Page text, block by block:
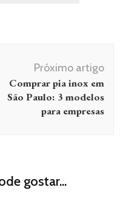
Próximo artigo
Comprar pia inox em
São Paulo: 3 modelos
para empresas
gostar...